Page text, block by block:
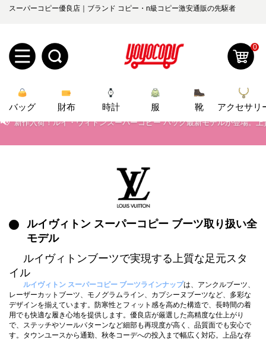
スーパーコピー優良店｜ブランド コピー・n級コピー激安通販の先駆者
規
録
ロ
ー
管
理
お
せ
yoyocopys@gmail.com
2026人気特集
バッグ
財布
時計
服
ズボン
衣装セット
靴
住まい用品
アクセサリー
ベルト
スカーフ
アイフォーンケ
ース
小物
0
バッグ 財布 時計 服 靴 アクセサリ
新作入荷！ルイ・ヴィトンスーパーコピー バッグ最新モデルが登場。
当店は正真正銘のn級スーパーコピーのみ取扱い。最高品質の再現度を
2026春の新作続々更新中！期間中のご注文でお得な割引をご利用いただ
ルイヴィトン スーパーコピー ブーツ取り扱い全
モデル
ルイヴィトンブーツで実現する上質な足元スタ
イル
ルイヴィトン スーパーコピー ブーツラインナップは、アンクルブーツ、
レーザーカットブーツ、モノグラムライン、カプシーヌブーツなど、多彩な
デザインを揃えています。防寒性とフィット感を高めた構造で、長時間の着
用でも快適な履き心地を提供します。優良店が厳選した高精度な仕上がり
で、ステッチやソールパターンなど細部も再現度が高く、品質面でも安心で
す。タウンユースから通勤、秋冬コーデへの投入まで幅広く対応。上品な存